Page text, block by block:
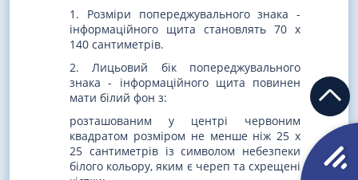
1. Розміри попереджувального знака -
інформаційного щита становлять 70 х
140 сантиметрів.
2. Лицьовий бік попереджувального
знака - інформаційного щита повинен
мати білий фон з:
розташованим у центрі червоним
квадратом розміром не менше ніж 25 х
25 сантиметрів із символом небезпеки
білого кольору, яким є череп та схрещені